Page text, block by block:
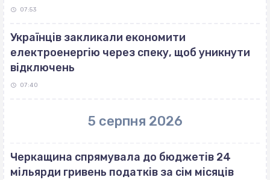
07:53
Українців закликали економити
електроенергію через спеку, щоб уникнути
відключень
07:40
5 серпня 2026
Черкащина спрямувала до бюджетів 24
мільярди гривень податків за сім місяців